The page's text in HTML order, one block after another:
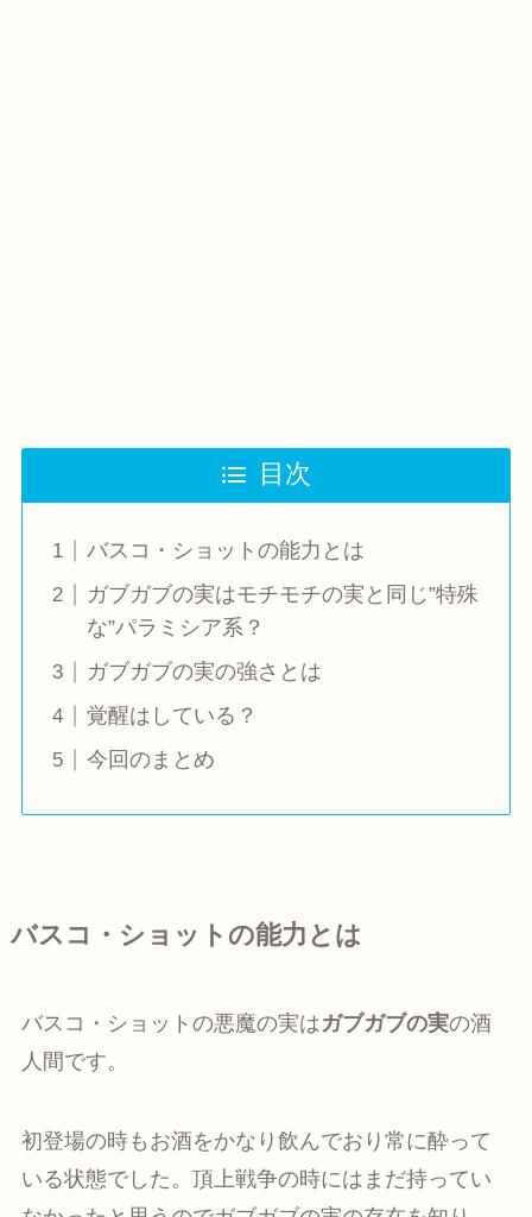
目次
バスコ・ショットの能力とは
ガブガブの実はモチモチの実と同じ”特殊
な”パラミシア系？
ガブガブの実の強さとは
覚醒はしている？
今回のまとめ
バスコ・ショットの能力とは
バスコ・ショットの悪魔の実はガブガブの実の酒
人間です。
初登場の時もお酒をかなり飲んでおり常に酔って
いる状態でした。頂上戦争の時にはまだ持ってい